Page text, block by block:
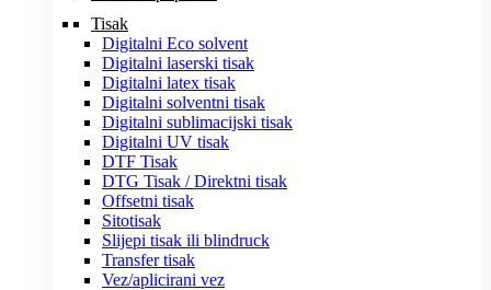
Tisak
Digitalni Eco solvent
Digitalni laserski tisak
Digitalni latex tisak
Digitalni solventni tisak
Digitalni sublimacijski tisak
Digitalni UV tisak
DTF Tisak
DTG Tisak / Direktni tisak
Offsetni tisak
Sitotisak
Slijepi tisak ili blindruck
Transfer tisak
Vez/aplicirani vez